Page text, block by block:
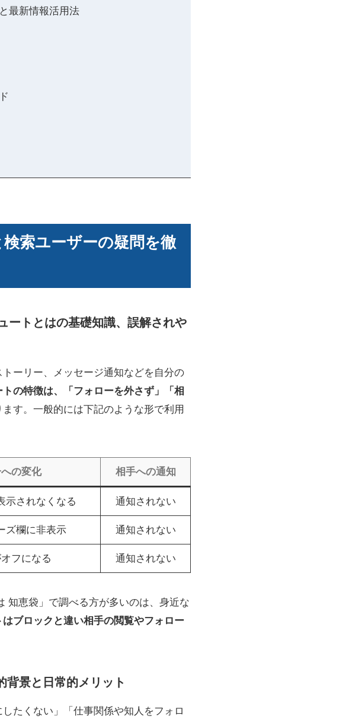
最新情報活用法
索ユーザーの疑問を徹
ートとはの基礎知識、誤解されや
ーリー、メッセージ通知などを自分の
トの特徴は、「フォローを外さず」「相
ます。一般的には下記のような形で利用
の変化 相手への通知
示されなくなる 通知されない
ズ欄に非表示 通知されない
フになる 通知されない
知恵袋」で調べる方が多いのは、身近な
はブロックと違い相手の閲覧やフォロー
背景と日常的メリット
たくない」「仕事関係や知人をフォロ